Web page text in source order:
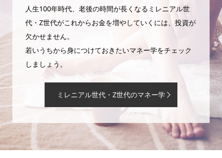
人生100年時代、老後の時間が長くなるミレニアル世
代・Z世代がこれからお金を増やしていくには、投資が
欠かせません。
若いうちから身につけておきたいマネー学をチェック
しましょう。
ミレニアル世代・Z世代のマネー学